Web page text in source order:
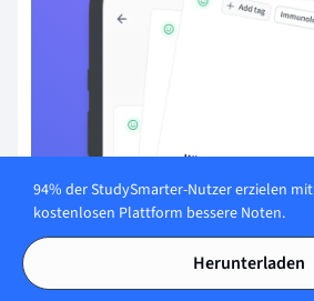
94% der StudySmarter-Nutzer erzielen
kostenlosen Plattform bessere Noten.
Herunterladen